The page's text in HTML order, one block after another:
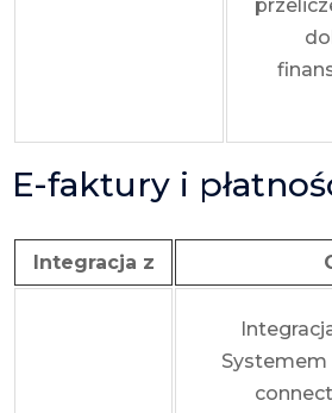
E-faktury i
Integracja z
Systemem